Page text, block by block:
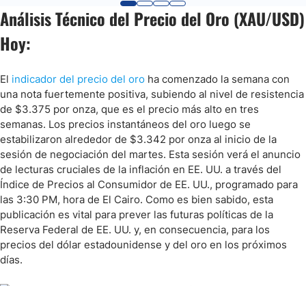
Análisis Técnico del Precio del Oro (XAU/USD)
Hoy:
El indicador del precio del oro ha comenzado la semana con
una nota fuertemente positiva, subiendo al nivel de resistencia
de $3.375 por onza, que es el precio más alto en tres
semanas. Los precios instantáneos del oro luego se
estabilizaron alrededor de $3.342 por onza al inicio de la
sesión de negociación del martes. Esta sesión verá el anuncio
de lecturas cruciales de la inflación en EE. UU. a través del
Índice de Precios al Consumidor de EE. UU., programado para
las 3:30 PM, hora de El Cairo. Como es bien sabido, esta
publicación es vital para prever las futuras políticas de la
Reserva Federal de EE. UU. y, en consecuencia, para los
precios del dólar estadounidense y del oro en los próximos
días.